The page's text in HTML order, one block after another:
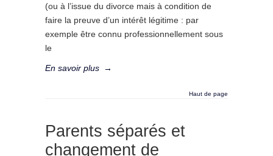
(ou à l’issue du divorce mais à condition de
faire la preuve d’un intérêt légitime : par
exemple être connu professionnellement sous
le
En savoir plus →
Haut de page
Parents séparés et
changement de